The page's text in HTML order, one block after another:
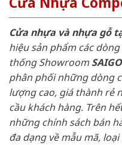
Cửa nhựa và nhựa gỗ
hiệu sản phẩm các
thống Showroom
phân phối những dòng
lượng cao, giá thành rẻ
cầu khách hàng. Trên
những chính sách bán
đa dạng về mẫu mã,